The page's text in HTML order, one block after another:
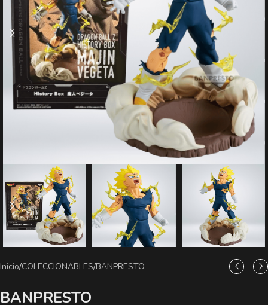
Inicio/COLECCIONABLES/BANPRESTO
BANPRESTO